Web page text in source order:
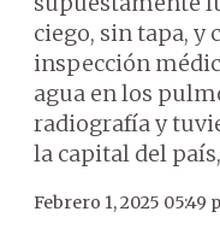
ciego, sin tapa, y
inspección
agua en los
radiografía y
la capital del
Febrero 1, 2025 05:49